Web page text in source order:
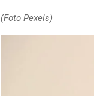
(Foto Pexels)